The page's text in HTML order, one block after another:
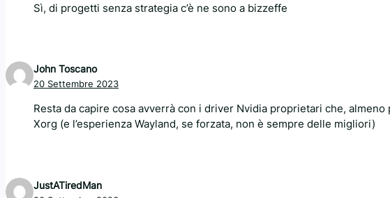
Sì, di progetti senza strategia c’è ne sono a bizzeffe
John Toscano
20 Settembre 2023
Resta da capire cosa avverrà con i driver Nvidia proprietari che,
Xorg (e l’esperienza Wayland, se forzata, non è sempre delle migliori)
JustATiredMan